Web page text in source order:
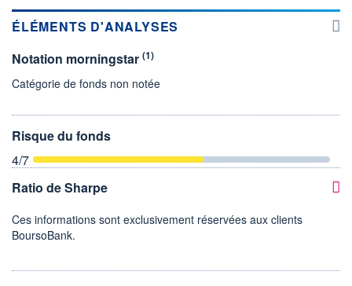
ÉLÉMENTS D'ANALYSES
Notation morningstar (1)
Catégorie de fonds non notée
Risque du fonds
4/7
Ratio de Sharpe
Ces informations sont exclusivement réservées aux clients
BoursoBank.